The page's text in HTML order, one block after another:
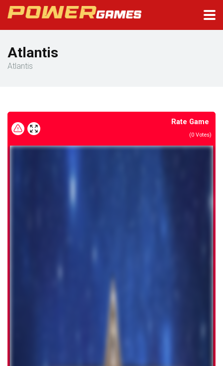
Atlantis
Atlantis
Rate Game
(0 Votes)